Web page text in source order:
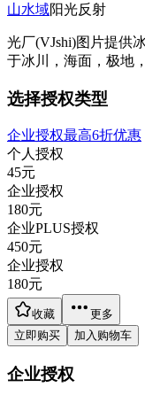
山水域阳光反射
光厂(VJshi)图片提供
于冰川，海面，极地
选择授权类型
企业授权最高6折优惠
个人授权
45元
企业授权
180元
企业PLUS授权
450元
企业授权
180元
收藏
更多
立即购买
加入购物车
企业授权